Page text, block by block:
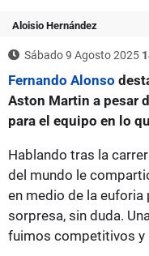
Aloisio Hernández
Sábado 9 Agosto 2025
Fernando Alonso
Aston Martin a pesar
para el equipo en lo
Hablando tras la
del mundo le
en medio de la euforia
sorpresa, sin duda.
fuimos competitivos y